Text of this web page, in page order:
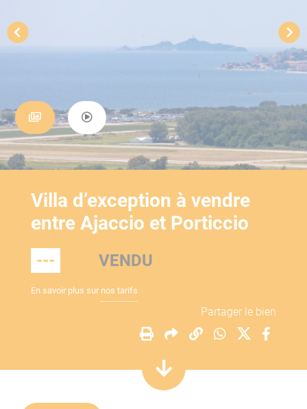
Villa d’exception à vendre
entre Ajaccio et Porticcio
--- VENDU
En savoir plus sur nos tarifs
Partager le bien